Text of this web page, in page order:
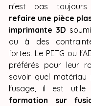
refaire une pièce
imprimante 3D
ou à des
fortes. Le PETG ou
préférés pour leur
savoir quel matériau
l'usage, il est
formation sur